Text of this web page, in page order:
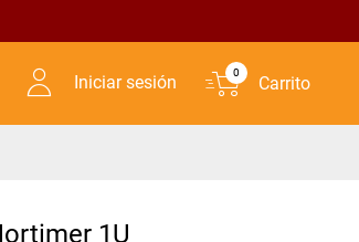
Iniciar sesión 0
1U